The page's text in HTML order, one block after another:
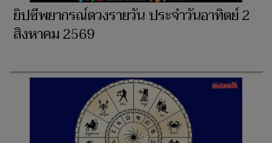
ยิปซีพยากรณ์ดวงรายวัน ประจำวันอาทิตย์ 2
สิงหาคม 2569